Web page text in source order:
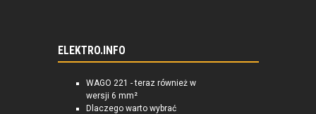
ELEKTRO.INFO
WAGO 221 - teraz również w
wersji 6 mm²
Dlaczego warto wybrać